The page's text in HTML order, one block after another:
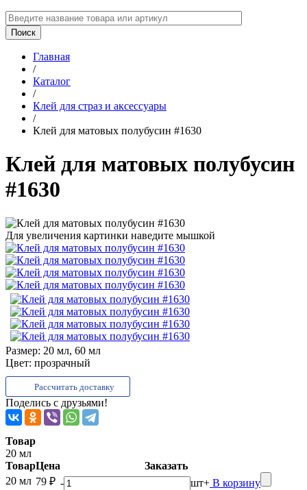
Главная
/
Каталог
/
Клей для страз и аксессуары
/
Клей для матовых полубусин #1630
Клей для матовых полубусин
#1630
Для увеличения картинки наведите мышкой
Размер: 20 мл, 60 мл
Цвет: прозрачный
Рассчитать доставку
Поделись с друзьями!
Товар
20 мл
ТоварЦена
Заказать
20 мл 79 ₽ - шт+ В корзину